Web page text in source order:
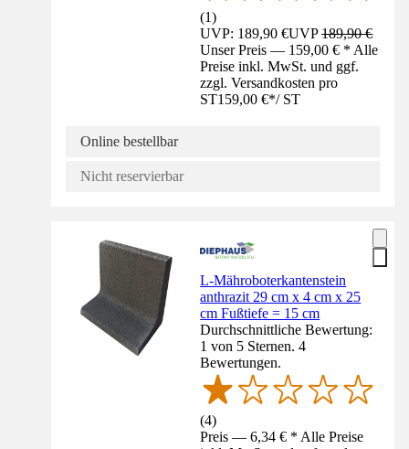
(1)
UVP: 189,90 €UVP189,90 €
Unser Preis — 159,00 € * Alle
Preise inkl. MwSt. und ggf.
zzgl. Versandkosten pro
ST159,00 €*/ ST
Online bestellbar
Nicht reservierbar
L-Mähroboterkantenstein
anthrazit 29 cm x 4 cm x 25
cm Fußtiefe = 15 cm
Durchschnittliche Bewertung:
1 von 5 Sternen. 4
Bewertungen.
(4)
Preis — 6,34 € * Alle Preise